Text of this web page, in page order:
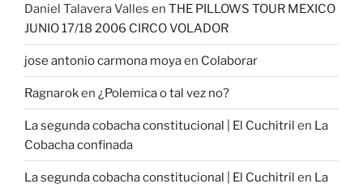
Daniel Talavera Valles en THE PILLOWS TOUR MEXICO
JUNIO 17/18 2006 CIRCO VOLADOR
jose antonio carmona moyaen Colaborar
Ragnaroken ¿Polemica o tal vez no?
La segunda cobacha constitucional | El Cuchitril en La
Cobacha confinada
La segunda cobacha constitucional | El Cuchitril en La